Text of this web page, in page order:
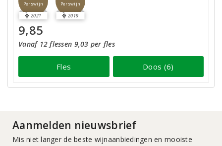
Perswijn
2021
Perswijn
2019
9,85
Vanaf 12 flessen 9,03 per fles
Fles Doos (6)
Aanmelden nieuwsbrief
Mis niet langer de beste wijnaanbiedingen en mooiste